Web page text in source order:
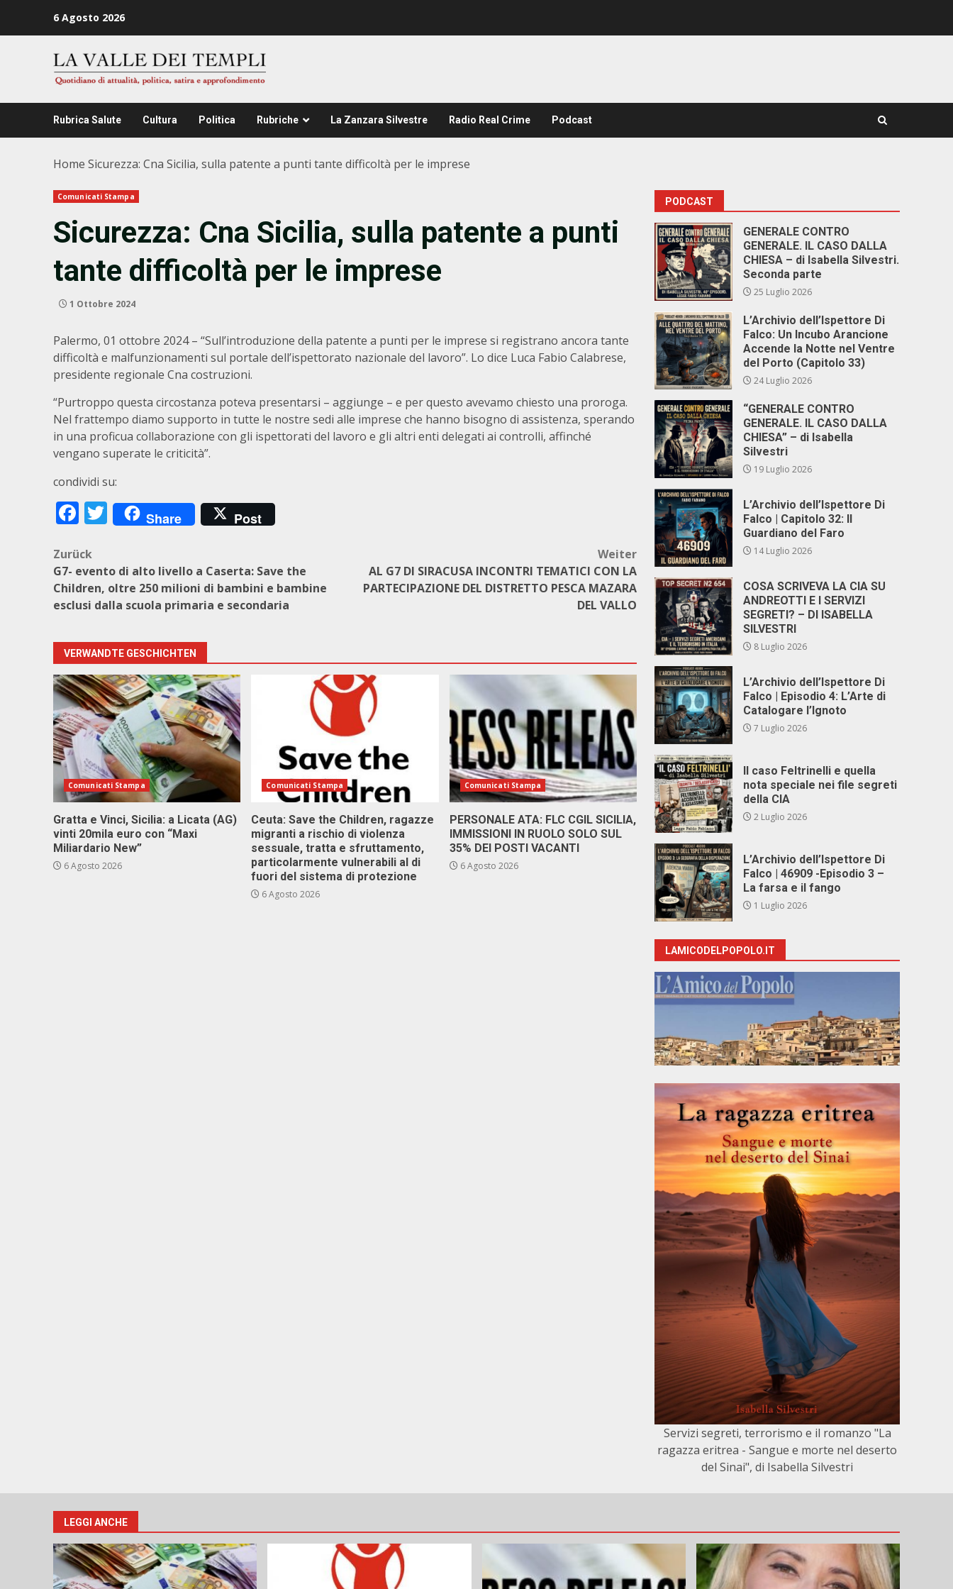
6 Agosto 2026
Rubrica Salute Cultura Politica Rubriche La Zanzara Silvestre Radio Real Crime Podcast
Home Sicurezza: Cna Sicilia, sulla patente a punti tante difficoltà per le imprese
Comunicati Stampa
Sicurezza: Cna Sicilia, sulla patente a punti
tante difficoltà per le imprese
1 Ottobre 2024
Palermo, 01 ottobre 2024 – “Sull’introduzione della patente a punti per le imprese si registrano ancora tante
difficoltà e malfunzionamenti sul portale dell’ispettorato nazionale del lavoro”. Lo dice Luca Fabio Calabrese,
presidente regionale Cna costruzioni.
“Purtroppo questa circostanza poteva presentarsi – aggiunge – e per questo avevamo chiesto una proroga.
Nel frattempo diamo supporto in tutte le nostre sedi alle imprese che hanno bisogno di assistenza, sperando
in una proficua collaborazione con gli ispettorati del lavoro e gli altri enti delegati ai controlli, affinché
vengano superate le criticità”.
condividi su:
Facebook
Twitter
Share Post
Beitragsnavigation
Zurück
G7- evento di alto livello a Caserta: Save the
Children, oltre 250 milioni di bambini e bambine
esclusi dalla scuola primaria e secondaria
Weiter
AL G7 DI SIRACUSA INCONTRI TEMATICI CON LA
PARTECIPAZIONE DEL DISTRETTO PESCA MAZARA
DEL VALLO
VERWANDTE GESCHICHTEN
Comunicati Stampa
Gratta e Vinci, Sicilia: a Licata (AG)
vinti 20mila euro con “Maxi
Miliardario New”
6 Agosto 2026
Comunicati Stampa
Ceuta: Save the Children, ragazze
migranti a rischio di violenza
sessuale, tratta e sfruttamento,
particolarmente vulnerabili al di
fuori del sistema di protezione
6 Agosto 2026
Comunicati Stampa
PERSONALE ATA: FLC CGIL SICILIA,
IMMISSIONI IN RUOLO SOLO SUL
35% DEI POSTI VACANTI
6 Agosto 2026
PODCAST
GENERALE CONTRO
GENERALE. IL CASO DALLA
CHIESA – di Isabella Silvestri.
Seconda parte
25 Luglio 2026
L’Archivio dell’Ispettore Di
Falco: Un Incubo Arancione
Accende la Notte nel Ventre
del Porto (Capitolo 33)
24 Luglio 2026
“GENERALE CONTRO
GENERALE. IL CASO DALLA
CHIESA” – di Isabella
Silvestri
19 Luglio 2026
L’Archivio dell’Ispettore Di
Falco | Capitolo 32: Il
Guardiano del Faro
14 Luglio 2026
COSA SCRIVEVA LA CIA SU
ANDREOTTI E I SERVIZI
SEGRETI? – DI ISABELLA
SILVESTRI
8 Luglio 2026
L’Archivio dell’Ispettore Di
Falco | Episodio 4: L’Arte di
Catalogare l’Ignoto
7 Luglio 2026
Il caso Feltrinelli e quella
nota speciale nei file segreti
della CIA
2 Luglio 2026
L’Archivio dell’Ispettore Di
Falco | 46909 -Episodio 3 –
La farsa e il fango
1 Luglio 2026
LAMICODELPOPOLO.IT
Servizi segreti, terrorismo e il romanzo "La
ragazza eritrea - Sangue e morte nel deserto
del Sinai", di Isabella Silvestri
LEGGI ANCHE